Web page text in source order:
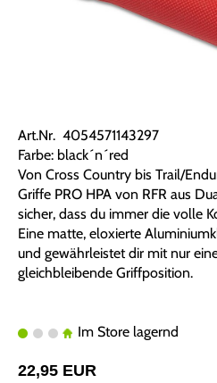
Art.Nr. 4054571143297
Farbe: black´n´red
Von Cross Country bis Trail/
Griffe PRO HPA von RFR aus
sicher, dass du immer die volle
Eine matte, eloxierte
und gewährleistet dir mit nur
gleichbleibende Griffposition.
Im Store lagernd
22,95 EUR